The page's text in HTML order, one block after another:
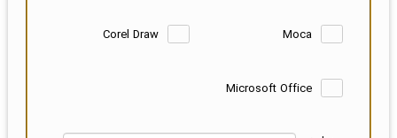
Moca
Corel Draw
Microsoft Office